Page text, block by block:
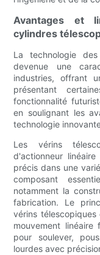
Avantages et
cylindres
La technologie
devenue une
industries, offrant
présentant
fonctionnalité
en soulignant les
technologie
Les vérins
d'actionneur
précis dans une
composant
notamment la
fabrication. Le
vérins
mouvement
pour soulever,
lourdes avec